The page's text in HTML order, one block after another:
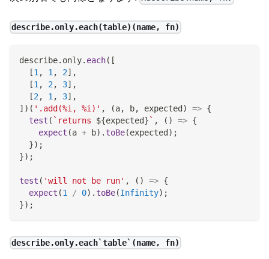
describe.only.each(table)(name, fn)
describe. only. each( [
[1 , 1 , 2] ,
[1 , 2, 3] ,
[2, 1 , 3] ,
] ) ( '.add(%i, %i)' , (a, b, expected ) => {
test ( ` returns ${expected} ` , ( ) => {
expect (a + b) . toBe(expected ) ;
}) ;
}) ;
test ( 'will not be run' , ( ) => {
expect (1 / 0) . toBe(Infinity) ;
}) ;
describe.only.each`table`(name, fn)